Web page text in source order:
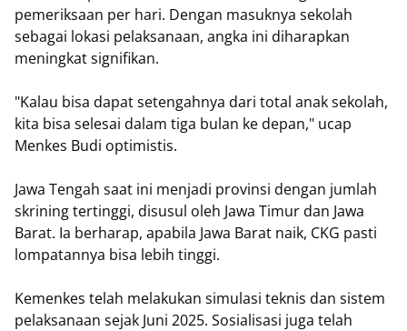
pemeriksaan per hari. Dengan masuknya sekolah
sebagai lokasi pelaksanaan, angka ini diharapkan
meningkat signifikan.
"Kalau bisa dapat setengahnya dari total anak sekolah,
kita bisa selesai dalam tiga bulan ke depan," ucap
Menkes Budi optimistis.
Jawa Tengah saat ini menjadi provinsi dengan jumlah
skrining tertinggi, disusul oleh Jawa Timur dan Jawa
Barat. Ia berharap, apabila Jawa Barat naik, CKG pasti
lompatannya bisa lebih tinggi.
Kemenkes telah melakukan simulasi teknis dan sistem
pelaksanaan sejak Juni 2025. Sosialisasi juga telah